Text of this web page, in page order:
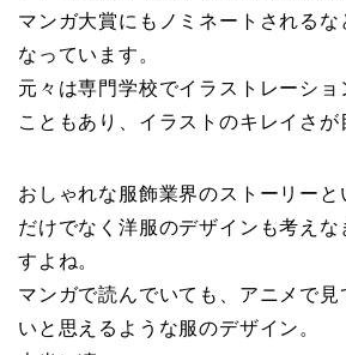
マンガ大賞にもノミネートされるな
なっています。
元々は専門学校でイラストレーショ
こともあり、イラストのキレイさが
おしゃれな服飾業界のストーリーと
だけでなく洋服のデザインも考え
すよね。
マンガで読んでいても、アニメで見
いと思えるような服のデザイン。